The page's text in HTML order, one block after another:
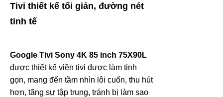
Tivi thiết kế tối giản, đường nét
tinh tế
Google Tivi Sony 4K 85 inch 75X90L
được thiết kế viền tivi được làm tinh
gọn, mang đến tầm nhìn lôi cuốn, thu hút
hơn, tăng sự tập trung, tránh bị làm sao